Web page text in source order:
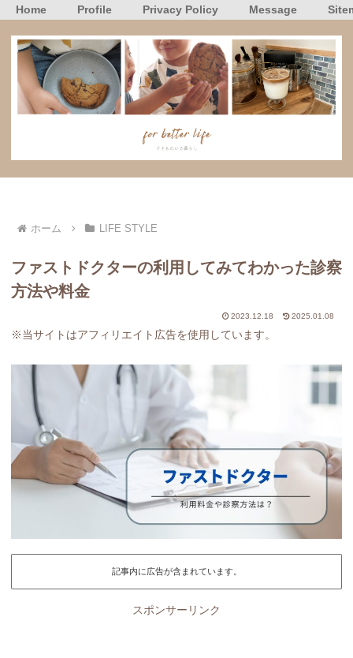
Home Profile Privacy Policy Message
ホーム LIFE STYLE
ファストドクターの利用してみてわかった診察
方法や料金
2023.12.18 2025.01.08
※当サイトはアフィリエイト広告を使用しています。
記事内に広告が含まれています。
スポンサーリンク